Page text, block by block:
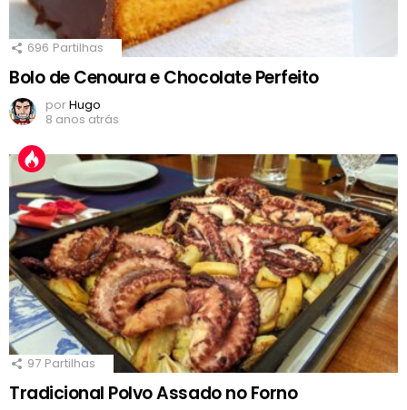
696 Partilhas
Bolo de Cenoura e Chocolate Perfeito
porHugo
8 anos atrás
97 Partilhas
Tradicional Polvo Assado no Forno